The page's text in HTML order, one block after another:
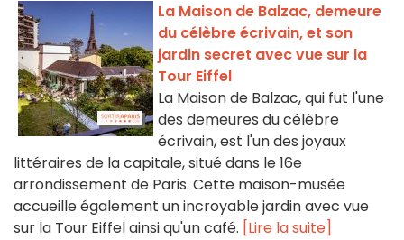
La Maison de Balzac, demeure
du célèbre écrivain, et son
jardin secret avec vue sur la
Tour Eiffel
La Maison de Balzac, qui fut l'une
des demeures du célèbre
écrivain, est l'un des joyaux
littéraires de la capitale, situé dans le 16e
arrondissement de Paris. Cette maison-musée
accueille également un incroyable jardin avec vue
sur la Tour Eiffel ainsi qu'un café. [Lire la suite]